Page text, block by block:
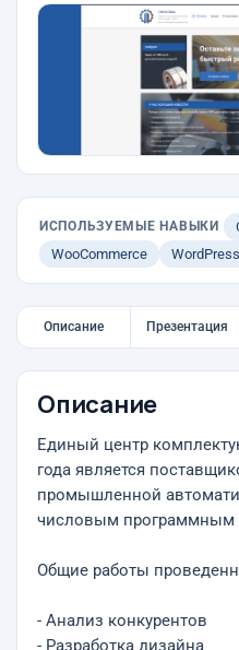
ИСПОЛЬЗУЕМЫЕ НАВЫКИ
WooCommerce
WordPress
Описание Презентация
Описание
Единый центр
года является
промышленной
числовым программным
Общие работы
- Анализ конкурентов
- Разработка дизайна